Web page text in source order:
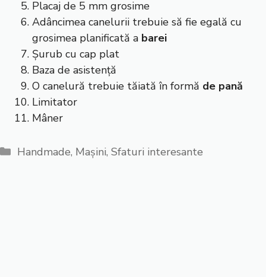
Placaj de 5 mm grosime
Adâncimea canelurii trebuie să fie egală cu
grosimea planificată a barei
Șurub cu cap plat
Baza de asistență
O canelură trebuie tăiată în formă de pană
Limitator
Mâner
Categorii
Handmade, Mașini, Sfaturi interesante